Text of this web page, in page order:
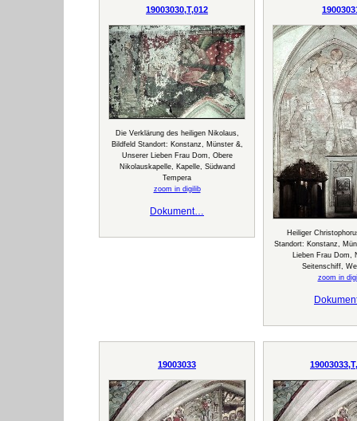
19003030,T,012
Die Verklärung des heiligen Nikolaus,
Bildfeld Standort: Konstanz, Münster &,
Unserer Lieben Frau Dom, Obere
Nikolauskapelle, Kapelle, Südwand
Tempera
zoom in digilib
Dokument…
Heiliger
Standort: Konstanz,
Lieben Frau Dom,
Seitenschiff,
zoom in
19003033